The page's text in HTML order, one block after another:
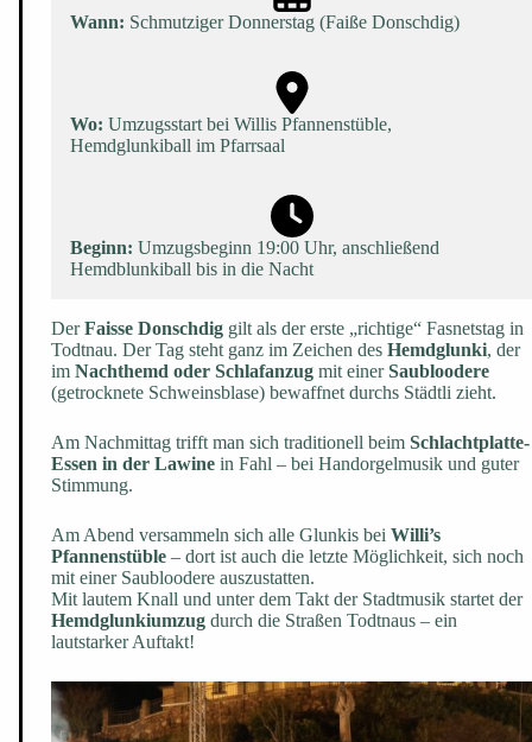
Wann: Schmutziger Donnerstag (Faiße Donschdig)
Wo: Umzugsstart bei Willis Pfannenstüble,
Hemdglunkiball im Pfarrsaal
Beginn: Umzugsbeginn 19:00 Uhr, anschließend
Hemdblunkiball bis in die Nacht
DerFaisse Donschdig gilt als der erste „richtige“ Fasnetstag in
Todtnau. Der Tag steht ganz im Zeichen des Hemdglunki, der
im Nachthemd oder Schlafanzug mit einerSaubloodere
(getrocknete Schweinsblase) bewaffnet durchs Städtli zieht.
Am Nachmittag trifft man sich traditionell beim Schlachtplatte-
Essen in der Lawine in Fahl – bei Handorgelmusik und guter
Stimmung.
Am Abend versammeln sich alle Glunkis bei Willi’s
Pfannenstüble – dort ist auch die letzte Möglichkeit, sich noch
mit einer Saubloodere auszustatten.
Mit lautem Knall und unter dem Takt der Stadtmusik startet der
Hemdglunkiumzug durch die Straßen Todtnaus – ein
lautstarker Auftakt!